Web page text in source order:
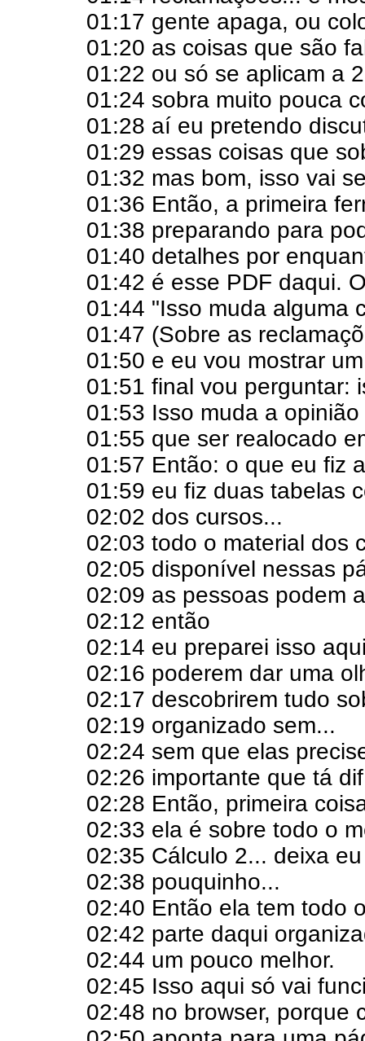
01:17 gente apaga, ou
01:20 as coisas que são
01:22 ou só se aplicam a
01:24 sobra muito pouca
01:28 aí eu pretendo
01:29 essas coisas que
01:32 mas bom, isso vai
01:36 Então, a primeira
01:38 preparando para
01:40 detalhes por
01:42 é esse PDF daqui.
01:44 "Isso muda alguma
01:47 (Sobre as
01:50 e eu vou mostrar
01:51 final vou perguntar:
01:53 Isso muda a
01:55 que ser realocado
01:57 Então: o que eu fiz
01:59 eu fiz duas tabelas
02:02 dos cursos...
02:03 todo o material dos
02:05 disponível nessas
02:09 as pessoas podem
02:12 então
02:14 eu preparei isso
02:16 poderem dar uma
02:17 descobrirem tudo
02:19 organizado sem...
02:24 sem que elas
02:26 importante que tá
02:28 Então, primeira
02:33 ela é sobre todo o
02:35 Cálculo 2... deixa
02:38 pouquinho...
02:40 Então ela tem todo
02:42 parte daqui
02:44 um pouco melhor.
02:45 Isso aqui só vai
02:48 no browser, porque